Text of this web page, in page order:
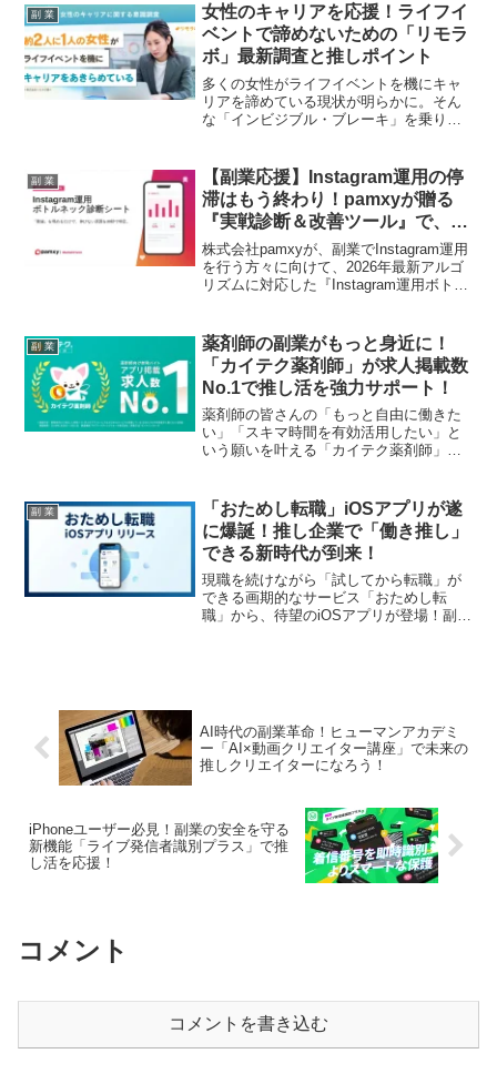
イナーの推し活を応援するヒントをお届
けします。
副 業
女性のキャリアを応援！ライフイ
ベントで諦めないための「リモラ
ボ」最新調査と推しポイント
多くの女性がライフイベントを機にキャ
リアを諦めている現状が明らかに。そん
な「インビジブル・ブレーキ」を乗り越
すべきポイントをご紹介します！
副 業
【副業応援】Instagram運用の停
滞はもう終わり！pamxyが贈る
『実戦診断＆改善ツール』で、あ
なたの「稼ぐ推し」を成長軌道
へ！
株式会社pamxyが、副業でInstagram運用
を行う方々に向けて、2026年最新アルゴ
リズムに対応した『Instagram運用ボトル
基づき、あなたの「推しアカウント」の
課題をデータで特定し、成長への道筋を
示すこのツールは、Instagram副業の次の
ステップを強力にサポートします。
副 業
薬剤師の副業がもっと身近に！
「カイテク薬剤師」が求人掲載数
No.1で推し活を強力サポート！
薬剤師の皆さんの「もっと自由に働きた
い」「スキマ時間を有効活用したい」と
いう願いを叶える「カイテク薬剤師」
のこのサービスで、あなたの働き方がき
っと変わります。
副 業
「おためし転職」iOSアプリが遂
に爆誕！推し企業で「働き推し」
できる新時代が到来！
現職を続けながら「試してから転職」が
できる画期的なサービス「おためし転
職」から、待望のiOSアプリが登場！副業
AI時代の副業革命！ヒューマンアカデミ
ー「AI×動画クリエイター講座」で未来の
推しクリエイターになろう！
iPhoneユーザー必見！副業の安全を守る
新機能「ライブ発信者識別プラス」で推
し活を応援！
コメント
コメントを書き込む